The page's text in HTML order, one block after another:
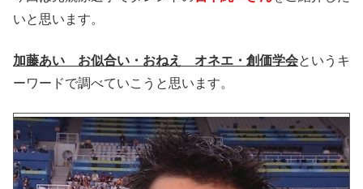
いと思います。
加藤あい お似合い・おねえ オネエ・創価学会というキ
ーワードで調べていこうと思います。